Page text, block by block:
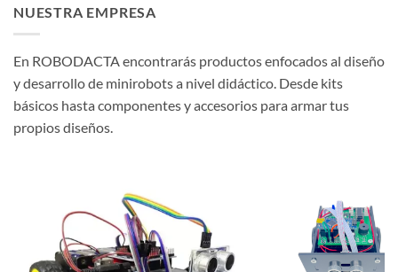
NUESTRA EMPRESA
En ROBODACTA encontrarás productos enfocados al diseño
y desarrollo de minirobots a nivel didáctico. Desde kits
básicos hasta componentes y accesorios para armar tus
propios diseños.